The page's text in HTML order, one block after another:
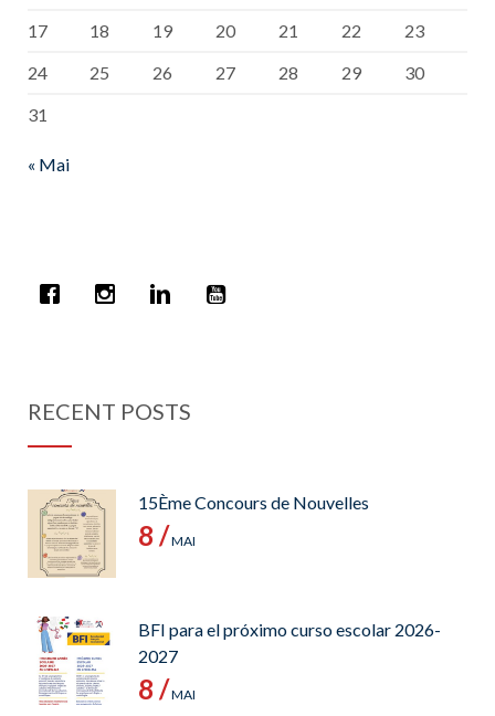
17
18 19 20 21 22
23
24
25 26 27 28 29
30
31
« Mai
RECENT POSTS
15Ème Concours de Nouvelles
8 /MAI
BFI para el próximo curso escolar 2026-
2027
8 /MAI